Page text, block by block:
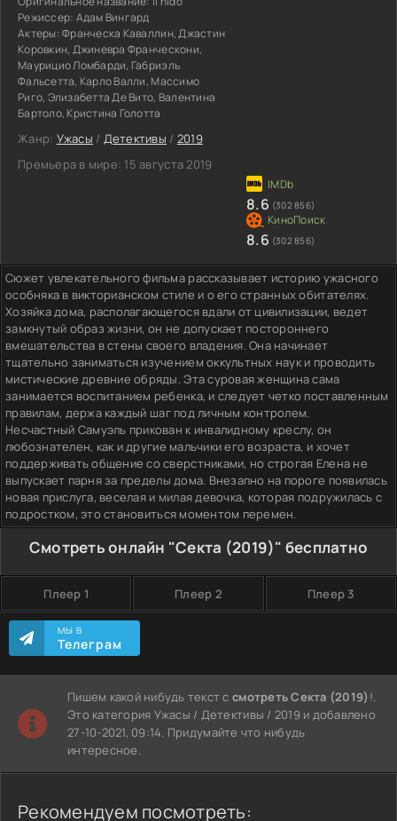
Режиссер: Адам Вингард
Актеры:Франческа Каваллин, Джастин
Коровкин, Джиневра Франческони,
Маурицио Ломбарди, Габриэль
Фальсетта, Карло Валли, Массимо
Риго, Элизабетта Де Вито, Валентина
Бартоло, Кристина Голотта
Жанр: Ужасы / Детективы / 2019
Премьера в мире: 15 августа 2019
8.6 (302 856)
8.6 (302 856)
Сюжет увлекательного фильма рассказывает историю ужасного
особняка в викторианском стиле и о его странных обитателях.
Хозяйка дома, располагающегося вдали от цивилизации, ведет
замкнутый образ жизни, он не допускает постороннего
вмешательства в стены своего владения. Она начинает
тщательно заниматься изучением оккультных наук и проводить
мистические древние обряды. Эта суровая женщина сама
занимается воспитанием ребенка, и следует четко поставленным
правилам, держа каждый шаг под личным контролем.
Несчастный Самуэль прикован к инвалидному креслу, он
любознателен, как и другие мальчики его возраста, и хочет
поддерживать общение со сверстниками, но строгая Елена не
выпускает парня за пределы дома. Внезапно на пороге появилась
новая прислуга, веселая и милая девочка, которая подружилась с
подростком, это становиться моментом перемен.
Смотреть онлайн "Секта (2019)" бесплатно
Плеер 1 Плеер 2 Плеер 3
МЫ В
Телеграм
Пишем какой нибудь текст ссмотреть Секта (2019) !.
Это категория Ужасы / Детективы / 2019 и добавлено
27-10-2021, 09:14. Придумайте что нибудь
интересное.
Рекомендуем посмотреть: